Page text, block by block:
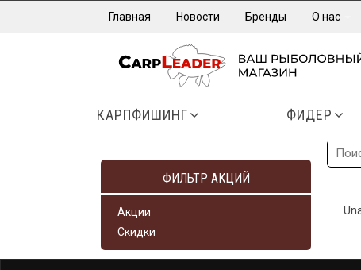
Главная Новости Бренды О нас
КАРПФИШИНГ ФИДЕР
ФИЛЬТР АКЦИЙ
Акции
Скидки